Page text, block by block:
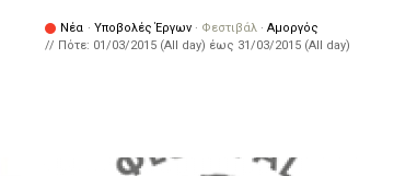
Νέα · Υποβολές Έργων · Φεστιβάλ · Αμοργός
// Πότε: 01/03/2015 (All day) έως 31/03/2015 (All day)